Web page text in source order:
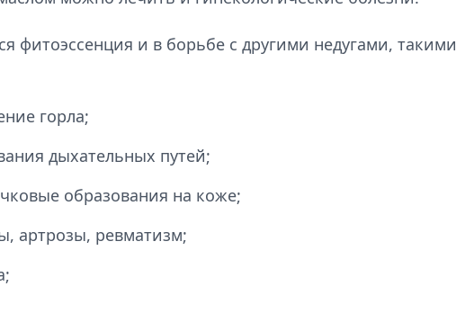
фитоэссенция и в борьбе с другими недугами, такими
горла;
дыхательных путей;
образования на коже;
артрозы, ревматизм;